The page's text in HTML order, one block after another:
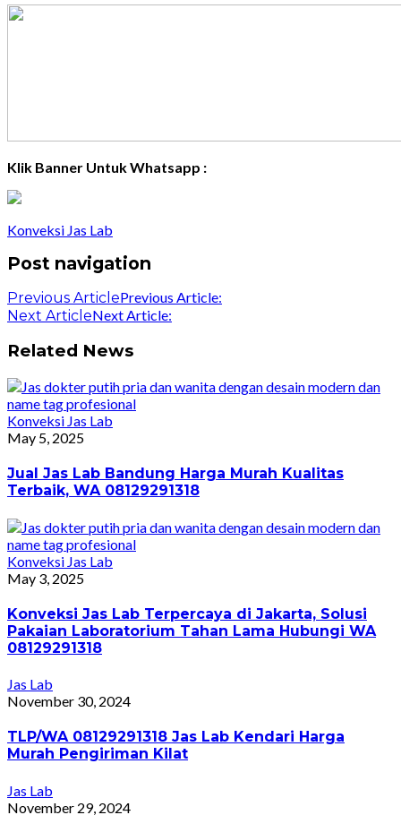
Klik Banner Untuk Whatsapp :
Konveksi Jas Lab
Post navigation
Previous ArticlePrevious Article:
Next ArticleNext Article:
Related News
Konveksi Jas Lab
May 5, 2025
Jual Jas Lab Bandung Harga Murah Kualitas
Terbaik, WA 08129291318
Konveksi Jas Lab
May 3, 2025
Konveksi Jas Lab Terpercaya di Jakarta, Solusi
Pakaian Laboratorium Tahan Lama Hubungi WA
08129291318
Jas Lab
November 30, 2024
TLP/WA 08129291318 Jas Lab Kendari Harga
Murah Pengiriman Kilat
Jas Lab
November 29, 2024